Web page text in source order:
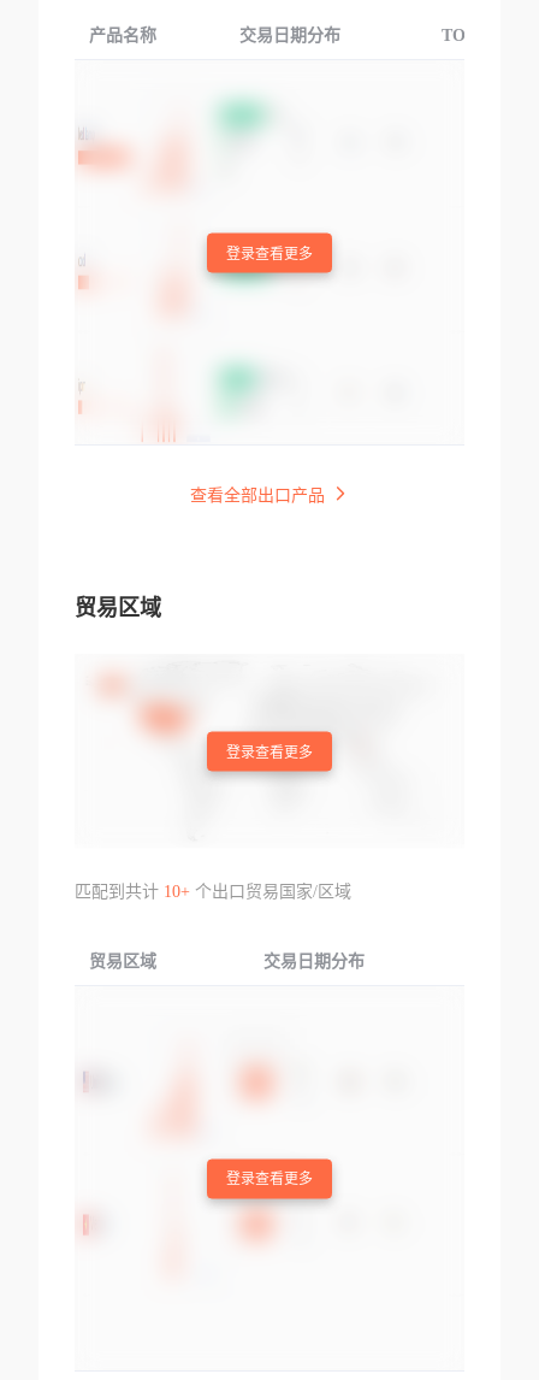
产品名称 交易日期分布 TOP3交易国
登录查看更多
查看全部出口产品
贸易区域
登录查看更多
匹配到共计 10+个出口贸易国家/区域
贸易区域 交易日期分布
登录查看更多